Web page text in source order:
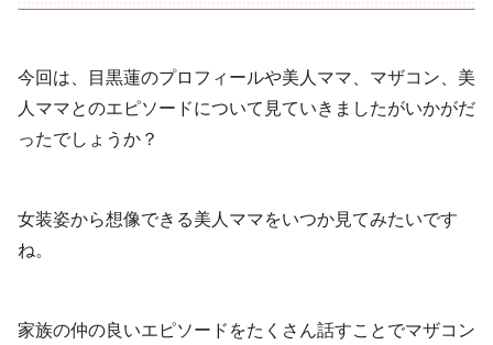
今回は、目黒蓮のプロフィールや美人ママ、マザコン、美
人ママとのエピソードについて見ていきましたがいかがだ
ったでしょうか？
女装姿から想像できる美人ママをいつか見てみたいです
ね。
家族の仲の良いエピソードをたくさん話すことでマザコン